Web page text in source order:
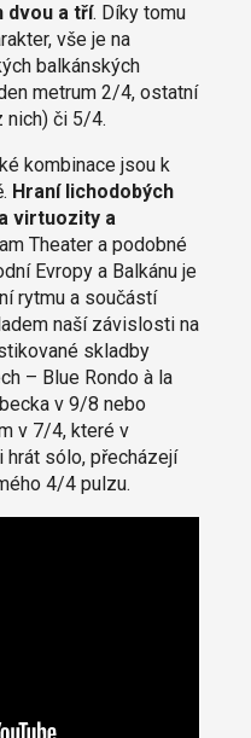
dvou a tří. Díky tomu
vše je na
balkánských
metrum 2/4, ostatní
nich) či 5/4.
kombinace jsou k
Hraní lichodobých
virtuozity a
Theater a podobné
Evropy a Balkánu je
rytmu a součástí
naší závislosti na
skladby
– Blue Rondo à la
v 9/8 nebo
v 7/4, které v
hrát sólo, přecházejí
4/4 pulzu.